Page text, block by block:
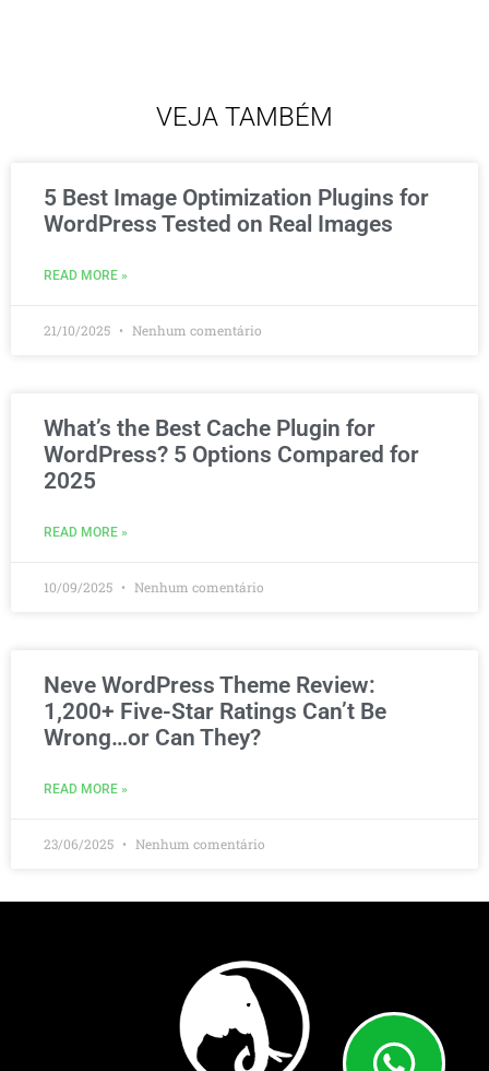
VEJA TAMBÉM
5 Best Image Optimization Plugins for
WordPress Tested on Real Images
READ MORE »
21/10/2025 Nenhum comentário
What’s the Best Cache Plugin for
WordPress? 5 Options Compared for
2025
READ MORE »
10/09/2025 Nenhum comentário
Neve WordPress Theme Review:
1,200+ Five-Star Ratings Can’t Be
Wrong…or Can They?
READ MORE »
23/06/2025 Nenhum comentário